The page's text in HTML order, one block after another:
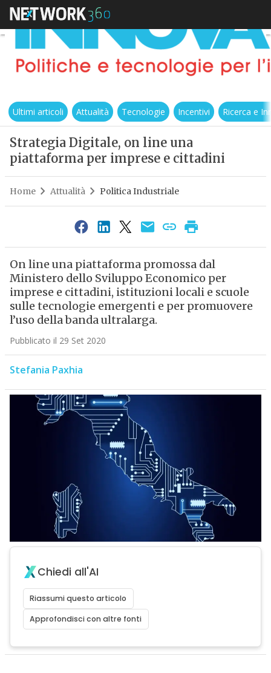
Ultimi articoli Attualità Tecnologie Incentivi Ricerca e
Strategia Digitale, on line una
piattaforma per imprese e cittadini
Home Attualità Politica Industriale
On line una piattaforma promossa dal
Ministero dello Sviluppo Economico per
imprese e cittadini, istituzioni locali e scuole
sulle tecnologie emergenti e per promuovere
l’uso della banda ultralarga.
Pubblicato il 29 Set 2020
Stefania Paxhia
Chiedi all'AI
Riassumi questo articolo
Approfondisci con altre fonti